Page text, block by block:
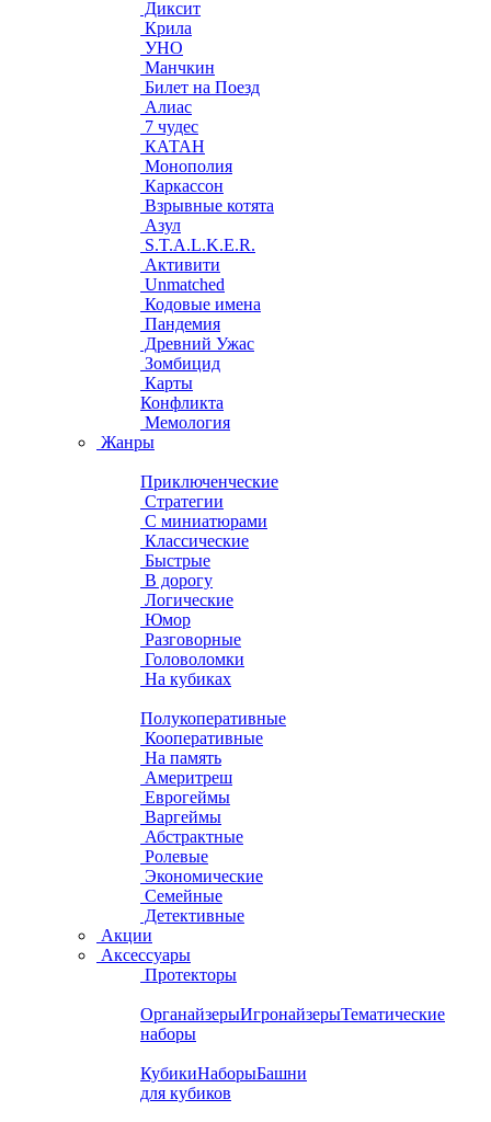
Диксит
Крила
УНО
Манчкин
Билет на Поезд
Алиас
7 чудес
КАТАН
Монополия
Каркассон
Взрывные котята
Азул
S.T.A.L.K.E.R.
Активити
Unmatched
Кодовые имена
Пандемия
Древний Ужас
Зомбицид
Карты
Конфликта
Мемология
Жанры
Приключенческие
Стратегии
С миниатюрами
Классические
Быстрые
В дорогу
Логические
Юмор
Разговорные
Головоломки
На кубиках
Полукоперативные
Кооперативные
На память
Америтреш
Еврогеймы
Варгеймы
Абстрактные
Ролевые
Экономические
Семейные
Детективные
Акции
Аксессуары
Протекторы
ОрганайзерыИгронайзерыТематические
наборы
КубикиНаборыБашни
для кубиков